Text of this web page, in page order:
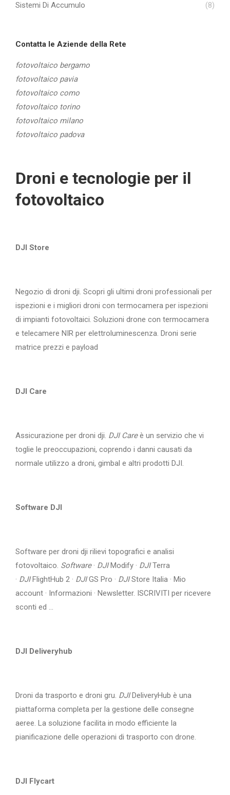
Sistemi Di Accumulo
(8)
Contatta le Aziende della Rete
fotovoltaico bergamo
fotovoltaico pavia
fotovoltaico como
fotovoltaico torino
fotovoltaico milano
fotovoltaico padova
Droni e tecnologie per il
fotovoltaico
DJI Store
Negozio di droni dji. Scopri gli ultimi droni professionali per
ispezioni e i migliori droni con termocamera per ispezioni
di impianti fotovoltaici. Soluzioni drone con termocamera
e telecamere NIR per elettroluminescenza. Droni serie
matrice prezzi e payload
DJI Care
Assicurazione per droni dji. DJI Careè un servizio che vi
toglie le preoccupazioni, coprendo i danni causati da
normale utilizzo a droni, gimbal e altri prodotti DJI.
Software DJI
Software per droni dji rilievi topografici e analisi
fotovoltaico. Software· DJIModify · DJITerra
· DJIFlightHub 2 · DJIGS Pro · DJIStore Italia · Mio
account · Informazioni · Newsletter. ISCRIVITI per ricevere
sconti ed ...
DJI Deliveryhub
Droni da trasporto e droni gru. DJIDeliveryHub è una
piattaforma completa per la gestione delle consegne
aeree. La soluzione facilita in modo efficiente la
pianificazione delle operazioni di trasporto con drone.
DJI Flycart